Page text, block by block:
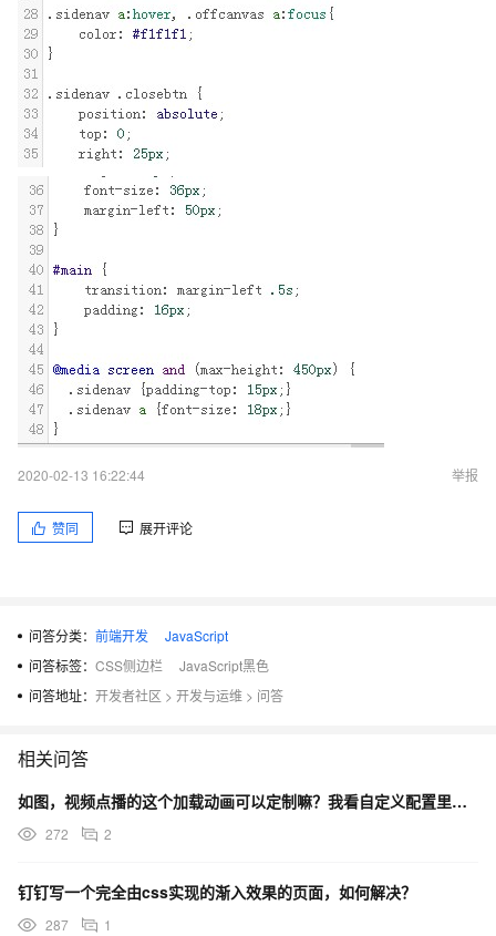
2020-02-13 16:22:44 举报
赞同 展开评论
问答分类： 前端开发
JavaScript
问答标签： CSS侧边栏
JavaScript黑色
问答地址： 开发者社区 > 开发与运维 > 问答
相关问答
如图，视频点播的这个加载动画可以定制嘛？我看自定义配置里面没有动画css
272 2
钉钉写一个完全由css实现的渐入效果的页面，如何解决？
287 1